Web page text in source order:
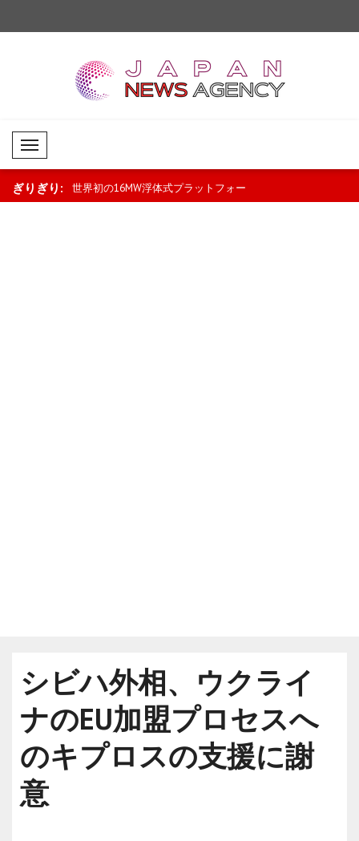
Mobil Menü
ぎりぎり:
ットフォー 暗号資産市場でビットコインが上昇、
シビハ外相、ウクライ
ナのEU加盟プロセスへ
のキプロスの支援に謝
意